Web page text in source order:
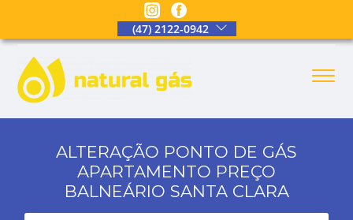
(47) 2122-0942
ALTERAÇÃO PONTO DE GÁS
APARTAMENTO PREÇO
BALNEÁRIO SANTA CLARA